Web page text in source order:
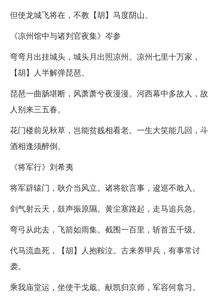
但使龙城飞将在，不教【胡】马度阴山。
《凉州馆中与诸判官夜集》岑参
弯弯月出挂城头，城头月出照凉州。凉州七里十万家，
【胡】人半解弹琵琶。
琵琶一曲肠堪断，风萧萧兮夜漫漫。河西幕中多故人，故
人别来三五春。
花门楼前见秋草，岂能贫贱相看老。一生大笑能几回，斗
酒相逢须醉倒。
《将军行》刘希夷
将军辟辕门，耿介当风立。诸将欲言事，逡巡不敢入。
剑气射云天，鼓声振原隰。黄尘塞路起，走马追兵急。
弯弓从此去，飞箭如雨集。截围一百里，斩首五千级。
代马流血死，【胡】人抱鞍泣。古来养甲兵，有事常讨
袭。
乘我庙堂运，坐使干戈戢。献凯归京师，军容何翕习。